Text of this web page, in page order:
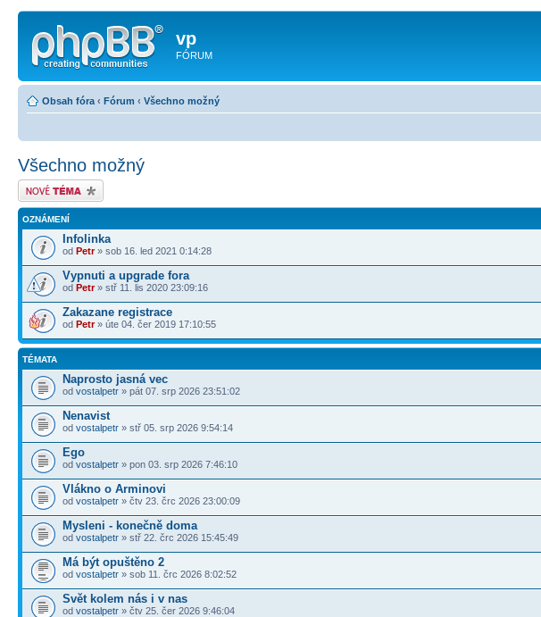
vp
FÓRUM
Obsah fóra ‹ Fórum ‹ Všechno možný
Všechno možný
Odeslat nové téma
OZNÁMENÍ
Infolinka
od Petr» sob 16. led 2021 0:14:28
Vypnuti a upgrade fora
od Petr» stř 11. lis 2020 23:09:16
Zakazane registrace
od Petr» úte 04. čer 2019 17:10:55
TÉMATA
Naprosto jasná vec
od vostalpetr » pát 07. srp 2026 23:51:02
Nenavist
od vostalpetr » stř 05. srp 2026 9:54:14
Ego
od vostalpetr » pon 03. srp 2026 7:46:10
Vlákno o Arminovi
od vostalpetr » čtv 23. črc 2026 23:00:09
Mysleni - konečně doma
od vostalpetr » stř 22. črc 2026 15:45:49
Má být opuštěno 2
od vostalpetr » sob 11. črc 2026 8:02:52
Svět kolem nás i v nas
od vostalpetr » čtv 25. čer 2026 9:46:04